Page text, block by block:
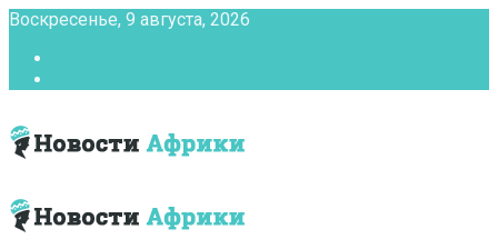
Воскресенье, 9 августа, 2026